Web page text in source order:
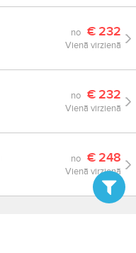
no € 232
Vienā virzienā
no € 232
Vienā virzienā
no € 248
Vienā virzienā